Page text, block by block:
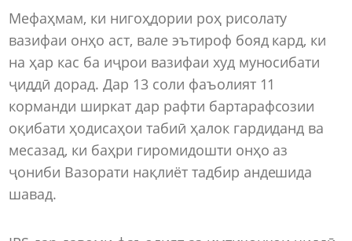
Мефаҳмам, ки нигоҳдории роҳ рисолату
вазифаи онҳо аст, вале эътироф бояд кард, ки
на ҳар кас ба иҷрои вазифаи худ муносибати
ҷиддӣ дорад. Дар 13 соли фаъолият 11
корманди ширкат дар рафти бартарафсозии
оқибати ҳодисаҳои табиӣ ҳалок гардиданд ва
месазад, ки баҳри гиромидошти онҳо аз
ҷониби Вазорати нақлиёт тадбир андешида
шавад.